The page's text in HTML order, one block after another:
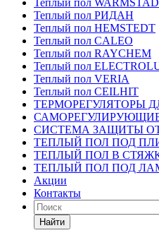
Теплый пол WARMSTAD
Теплый пол РИДАН
Теплый пол HEMSTEDT
Теплый пол CALEO
Теплый пол RAYCHEM
Теплый пол
Теплый пол VERIA
Теплый пол CEILHIT
ТЕРМОРЕГУЛЯТОРЫ
СИСТЕМА ЗАЩИТЫ
ТЕПЛЫЙ ПОЛ ПОД
ТЕПЛЫЙ ПОЛ В
ТЕПЛЫЙ ПОЛ ПОД
Акции
Контакты
Найти